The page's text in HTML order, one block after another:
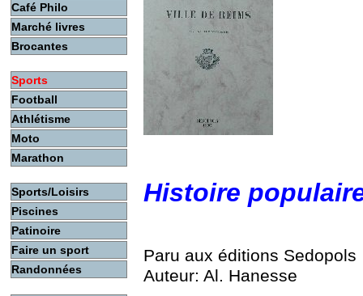
Café Philo
Marché livres
Brocantes
Sports
Football
Athlétisme
Moto
Marathon
Sports/Loisirs
Piscines
Patinoire
Faire un sport
Randonnées
Histoire
Paru aux éditions Sedopols
Auteur: Al. Hanesse